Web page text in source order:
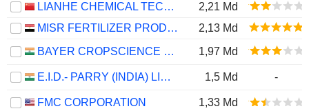
LIANHE CHEMICAL TECHNOLOGY CO.,LTD.
2,21 Md
MISR FERTILIZER PRODUCTION COMPANY
2,13 Md
BAYER CROPSCIENCE LIMITED
1,97 Md
E.I.D.- PARRY (INDIA) LIMITED 1,5 Md -
FMC CORPORATION 1,33 Md